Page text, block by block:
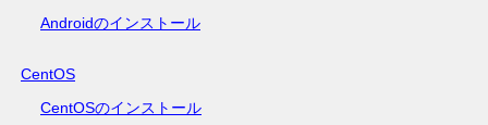
Androidのインストール
CentOS
CentOSのインストール